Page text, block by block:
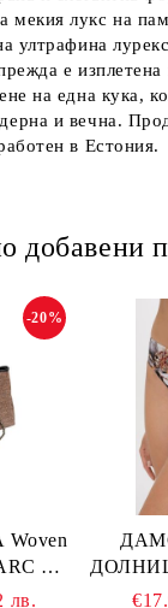
мекия лукс на
ултрафина
е
на една кука,
и вечна.
в Естония.
добавени
-20%
лв.